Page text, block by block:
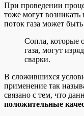
При проведении
тоже могут
поток газа может
Сопла, которые
газа, могут
сварки.
В сложившихся
применение так
связано с тем, что
положительные